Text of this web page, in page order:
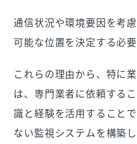
通信状況や環境要因を考
可能な位置を決定する必要
これらの理由から、特に
は、専門業者に依頼する
識と経験を活用すること
ない監視システムを構築